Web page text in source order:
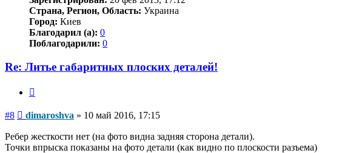
Страна, Регион, Область: Украина
Город: Киев
Благодарил (а): 0
Поблагодарили: 0
Re: Литье габаритных плоских деталей!
#8 Сообщение
dimaroshva » 10 май 2016, 17:15
Ребер жесткости нет (на фото видна задняя сторона детали).
Точки впрыска показаны на фото детали (как видно по плоскости разъема)